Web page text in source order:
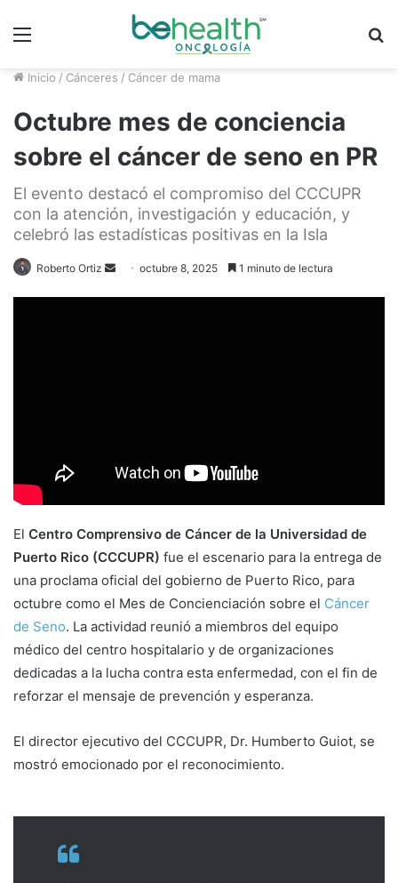
Inicio / Cánceres / Cáncer de mama
Octubre mes de conciencia
sobre el cáncer de seno en PR
El evento destacó el compromiso del CCCUPR
con la atención, investigación y educación, y
celebró las estadísticas positivas en la Isla
Roberto Ortiz
l
octubre 8, 2025 1 minuto de lectura
El Centro Comprensivo de Cáncer de la Universidad de
Puerto Rico (CCCUPR) fue el escenario para la entrega de
una proclama oficial del gobierno de Puerto Rico, para
octubre como el Mes de Concienciación sobre el Cáncer
de Seno. La actividad reunió a miembros del equipo
médico del centro hospitalario y de organizaciones
dedicadas a la lucha contra esta enfermedad, con el fin de
reforzar el mensaje de prevención y esperanza.
El director ejecutivo del CCCUPR, Dr. Humberto Guiot, se
mostró emocionado por el reconocimiento.